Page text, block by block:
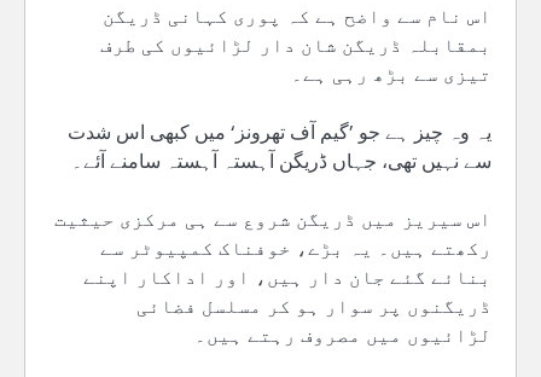
اس نام سے واضح ہے کہ پوری کہانی ڈریگن
بمقابلہ ڈریگن شان دار لڑائیوں کی طرف
تیزی سے بڑھ رہی ہے۔
یہ وہ چیز ہے جو ’گیم آف تھرونز‘ میں کبھی اس شدت
سے نہیں تھی، جہاں ڈریگن آہستہ آہستہ سامنے آئے۔
اس سیریز میں ڈریگن شروع سے ہی مرکزی حیثیت
رکھتے ہیں۔ یہ بڑے، خوفناک کمپیوٹر سے
بنائے گئے جان دار ہیں، اور اداکار اپنے
ڈریگنوں پر سوار ہو کر مسلسل فضائی
لڑائیوں میں مصروف رہتے ہیں۔